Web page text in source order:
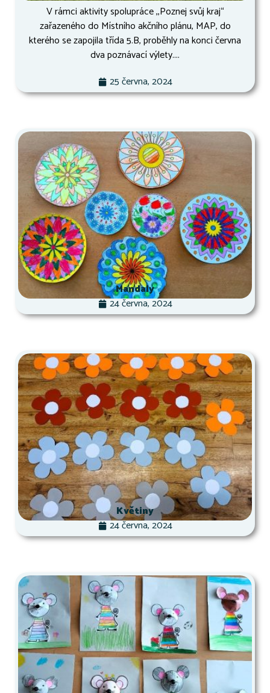
V rámci aktivity spolupráce ,,Poznej svůj kraj“
zařazeného do Místního akčního plánu, MAP, do
kterého se zapojila třída 5.B, proběhly na konci června
dva poznávací výlety....
25 června, 2024
Mandaly
24 června, 2024
Květiny
24 června, 2024